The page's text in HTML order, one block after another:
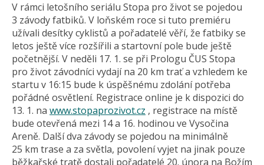
V rámci letošního seriálu Stopa pro život se pojedou
3 závody fatbiků. V loňském roce si tuto premiéru
užívali desítky cyklistů a pořadatelé věří, že fatbiky se
letos ještě více rozšířili a startovní pole bude ještě
početnější. V neděli 17. 1. se při Prologu ČUS Stopa
pro život závodníci vydají na 20 km trať a vzhledem ke
startu v 16:15 bude k úspěšnému zdolání potřeba
pořádné osvětlení. Registrace online je k dispozici do
13. 1. na www.stopaprozivot.cz , registrace na místě
bude otevřená mezi 14 a 16. hodinou ve Vysočina
Areně. Další dva závody se pojedou na minimálně
25 km trase a za světla, povolení vyjet na jinak pouze
běžkařské tratě dostali pořadatelé 20. února na Božím